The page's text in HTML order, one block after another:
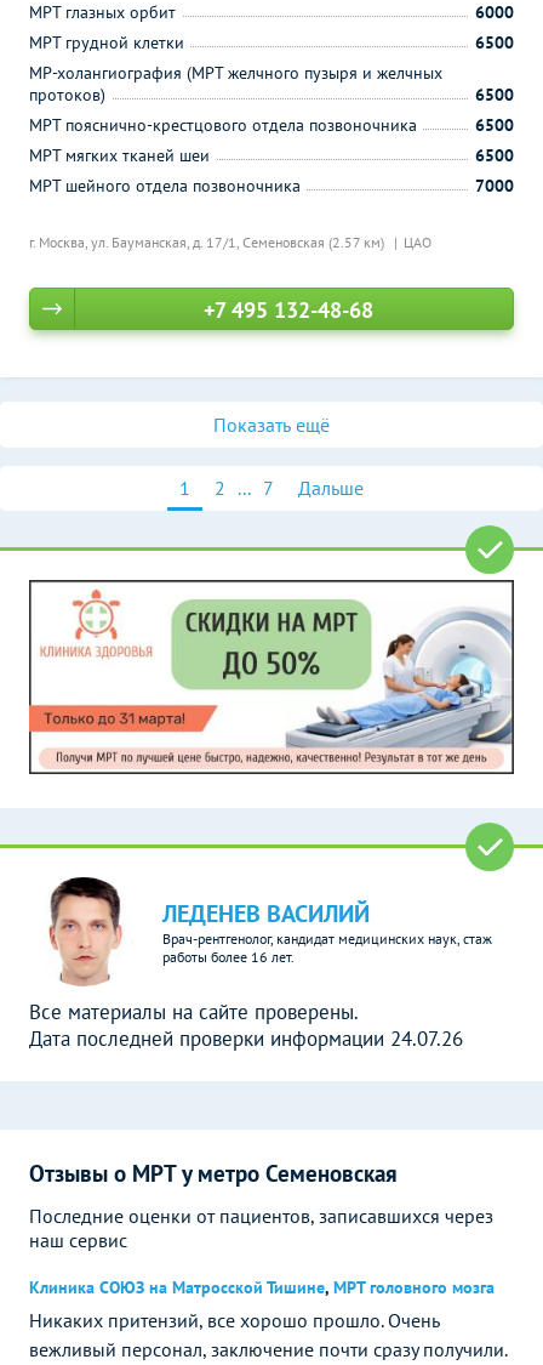
г. Москва, ул. Бауманская, д. 17/1, Семеновская (2.57 км) ЦАО
МРТ глазных орбит
6000
МРТ грудной клетки
6500
МР-холангиография (МРТ желчного пузыря и желчных
протоков)
6500
МРТ пояснично-крестцового отдела позвоночника
6500
МРТ мягких тканей шеи
6500
МРТ шейного отдела позвоночника
7000
+7 495 132-48-68
Показать ещё
1 2 ... 7 Дальше
ЛЕДЕНЕВ ВАСИЛИЙ
Врач-рентгенолог, кандидат медицинских наук, стаж
работы более 16 лет.
Все материалы на сайте проверены.
Дата последней проверки информации 24.07.26
Отзывы о МРТ у метро Семеновская
Последние оценки от пациентов, записавшихся через
наш сервис
Клиника СОЮЗ на Матросской Тишине, МРТ головного мозга
Никаких притензий, все хорошо прошло. Очень
вежливый персонал, заключение почти сразу получили.